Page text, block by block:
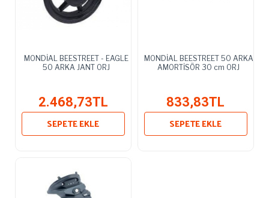
MONDİAL BEESTREET - EAGLE
50 ARKA JANT ORJ
2.468,73TL
SEPETE EKLE
MONDİAL BEESTREET 50 ARKA
AMORTİSÖR 30 cm ORJ
833,83TL
SEPETE EKLE